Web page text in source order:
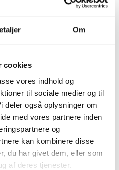
Om
cookies
vores indhold og
til sociale medier og til
deler også oplysninger om
med vores partnere inden
og
kan kombinere disse
du har givet dem, eller som
af deres tjenester.